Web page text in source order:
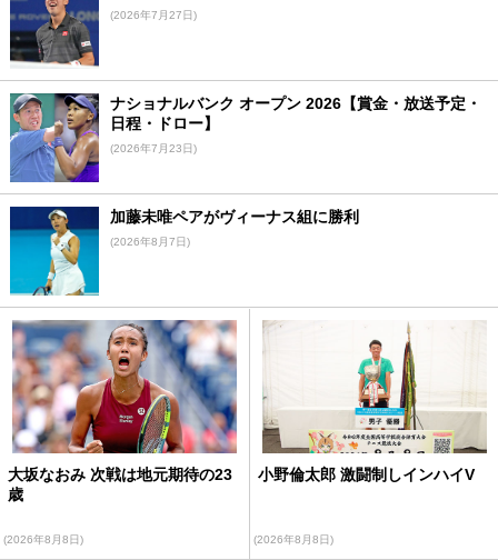
(2026年7月27日)
ナショナルバンク オープン 2026【賞金・放送予定・
日程・ドロー】
(2026年7月23日)
加藤未唯ペアがヴィーナス組に勝利
(2026年8月7日)
大坂なおみ 次戦は地元期待の23
歳
(2026年8月8日)
小野倫太郎 激闘制しインハイV
(2026年8月8日)